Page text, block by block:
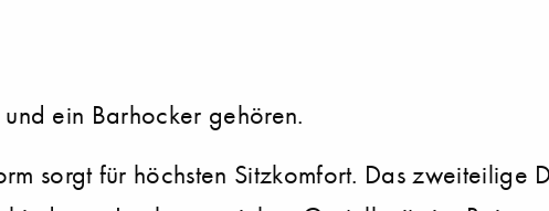
ein Barhocker gehören.
sorgt für höchsten Sitzkomfort. Das zweiteilige